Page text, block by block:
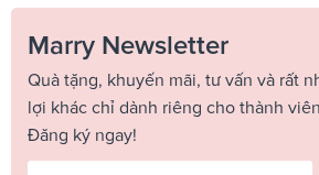
Marry Newsletter
Quà tặng, khuyến mãi, tư vấn và rất
lợi khác chỉ dành riêng cho thành
Đăng ký ngay!